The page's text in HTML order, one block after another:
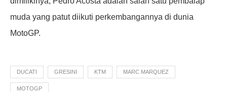
muda yang patut diikuti perkembangannya di dunia
MotoGP.
DUCATI GRESINI KTM MARC MARQUEZ
MOTOGP